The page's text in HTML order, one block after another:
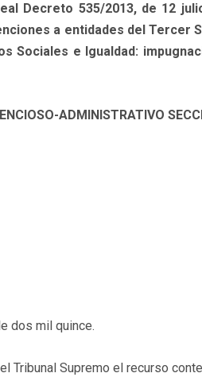
Decreto 535/2013, de 12
a entidades del Tercer
Sociales e Igualdad:
ADMINISTRATIVO
dos mil quince.
Tribunal Supremo el recurso